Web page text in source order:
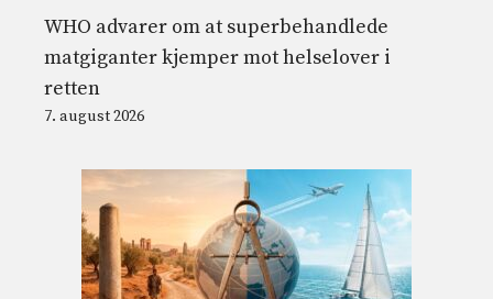
WHO advarer om at superbehandlede
matgiganter kjemper mot helselover i
retten
7. august 2026